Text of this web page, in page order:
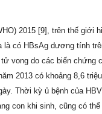
2015 [9], trên thế giới
là có HBsAg dương tính
vong do các biến chứng
2013 có khoảng 8,6
Thời kỳ ủ bệnh của
con khi sinh, cũng có thể